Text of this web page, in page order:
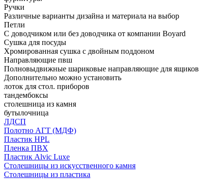
Ручки
Различные варианты дизайна и материала на выбор
Петли
С доводчиком или без доводчика от компании Boyard
Сушка для посуды
Хромированная сушка с двойным поддоном
Направляющие пвш
Полновыдвижные шариковые направляющие для ящиков
Дополнительно можно установить
лоток для стол. приборов
тандембоксы
столешница из камня
бутылочница
ЛДСП
Полотно АГТ (МДФ)
Пластик HPL
Пленка ПВХ
Пластик Alvic Luxe
Столешницы из искусственного камня
Столешницы из пластика